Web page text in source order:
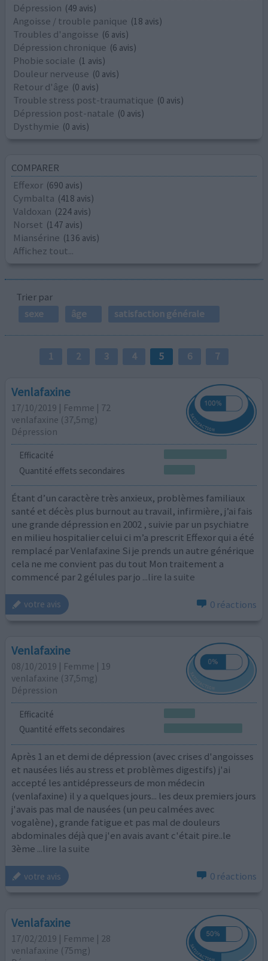
Dépression (49 avis)
Angoisse / trouble panique (18 avis)
Troubles d'angoisse (6 avis)
Dépression chronique (6 avis)
Phobie sociale (1 avis)
Douleur nerveuse (0 avis)
Retour d'âge (0 avis)
Trouble stress post-traumatique (0 avis)
Dépression post-natale (0 avis)
Dysthymie (0 avis)
COMPARER
Effexor (690 avis)
Cymbalta (418 avis)
Valdoxan (224 avis)
Norset (147 avis)
Miansérine (136 avis)
Affichez tout...
Trier par
sexe
âge satisfaction générale
1 2 3 4 5 6 7
Venlafaxine
17/10/2019 | Femme | 72
venlafaxine (37,5mg)
Dépression
Efficacité
Quantité effets secondaires
Étant d’un caractère très anxieux, problèmes familiaux
santé et décès plus burnout au travail, infirmière, j’ai fais
une grande dépression en 2002 , suivie par un psychiatre
en milieu hospitalier celui ci m’a prescrit Effexor qui a été
remplacé par Venlafaxine Si je prends un autre générique
cela ne me convient pas du tout Mon traitement a
commencé par 2 gélules par jo ...lire la suite
votre avis 0 réactions
Venlafaxine
08/10/2019 | Femme | 19
venlafaxine (37,5mg)
Dépression
Efficacité
Quantité effets secondaires
Après 1 an et demi de dépression (avec crises d'angoisses
et nausées liés au stress et problèmes digestifs) j'ai
accepté les antidépresseurs de mon médecin
(venlafaxine) il y a quelques jours... les deux premiers jours
j'avais pas mal de nausées (un peu calmées avec
vogalène), grande fatigue et pas mal de douleurs
abdominales déjà que j'en avais avant c'était pire..le
3ème ...lire la suite
votre avis 0 réactions
Venlafaxine
17/02/2019 | Femme | 28
venlafaxine (75mg)